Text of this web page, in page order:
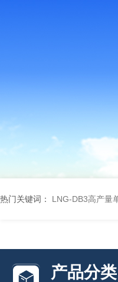
热门关键词： LNG-DB3高产量
产品分类